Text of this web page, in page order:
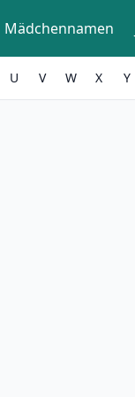
Mädchennamen
U V W X Y